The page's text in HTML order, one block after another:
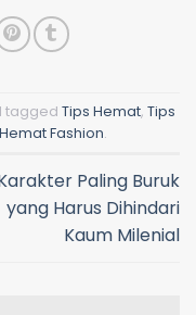
tagged Tips Hemat, Tips
Fashion.
Paling Buruk
yang Harus Dihindari
Kaum Milenial